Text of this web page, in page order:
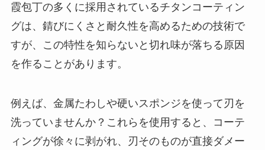
霞包丁の多くに採用されているチタンコーティン
グは、錆びにくさと耐久性を高めるための技術で
すが、この特性を知らないと切れ味が落ちる原因
を作ることがあります。
例えば、金属たわしや硬いスポンジを使って刃を
洗っていませんか？これらを使用すると、コーテ
ィングが徐々に剥がれ、刃そのものが直接ダメー